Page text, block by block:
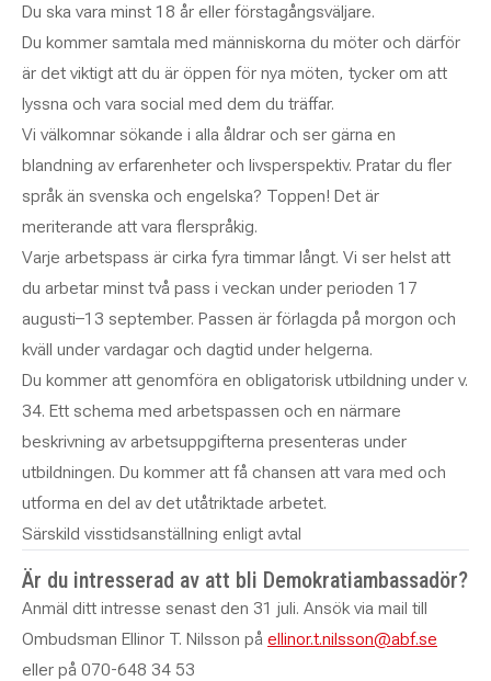
Du ska vara minst 18 år eller förstagångsväljare.
Du kommer samtala med människorna du möter och därför
är det viktigt att du är öppen för nya möten, tycker om att
lyssna och vara social med dem du träffar.
Vi välkomnar sökande i alla åldrar och ser gärna en
blandning av erfarenheter och livsperspektiv. Pratar du fler
språk än svenska och engelska? Toppen! Det är
meriterande att vara flerspråkig.
Varje arbetspass är cirka fyra timmar långt. Vi ser helst att
du arbetar minst två pass i veckan under perioden 17
augusti–13 september. Passen är förlagda på morgon och
kväll under vardagar och dagtid under helgerna.
Du kommer att genomföra en obligatorisk utbildning under v.
34. Ett schema med arbetspassen och en närmare
beskrivning av arbetsuppgifterna presenteras under
utbildningen. Du kommer att få chansen att vara med och
utforma en del av det utåtriktade arbetet.
Särskild visstidsanställning enligt avtal
Är du intresserad av att bli Demokratiambassadör?
Anmäl ditt intresse senast den 31 juli. Ansök via mail till
Ombudsman Ellinor T. Nilsson på ellinor.t.nilsson@abf.se
eller på 070-648 34 53